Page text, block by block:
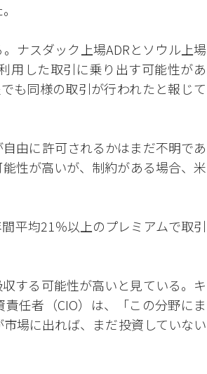
ナスダック上場ADRとソウル上場
用した取引に乗り出す可能性があ
も同様の取引が行われたと報じて
由に許可されるかはまだ不明であ
性が高いが、制約がある場合、米
平均21％以上のプレミアムで取引
する可能性が高いと見ている。キ
任者（CIO）は、「この分野にま
場に出れば、まだ投資していない